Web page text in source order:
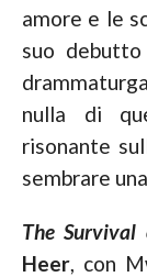
amore e le
suo
nulla di
risonante
sembrare
The Survival
Heer, con